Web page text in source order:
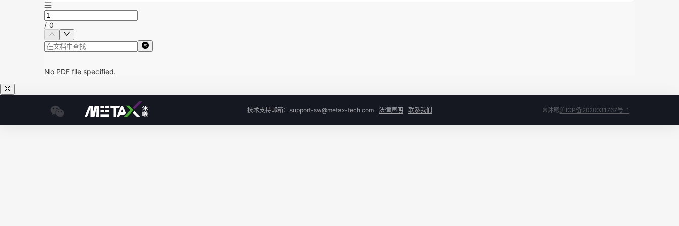
/ 0
No PDF file specified.
技术支持邮箱：support-sw@metax-tech.com 法律声明 联系我们 ©沐曦沪ICP备2020031767号-1